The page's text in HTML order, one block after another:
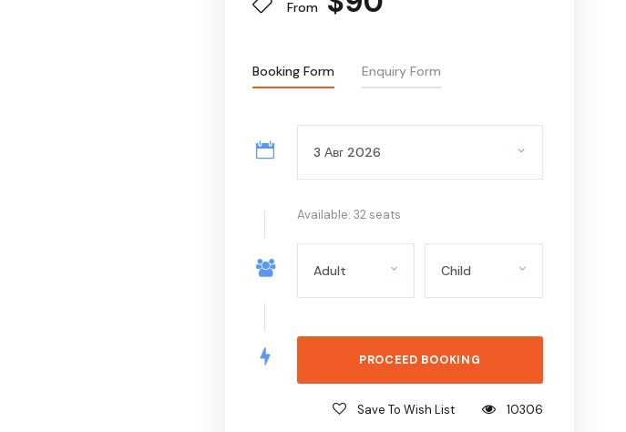
From
Booking Form Enquiry Form
Available: 32 seats
Save To Wish List 10306